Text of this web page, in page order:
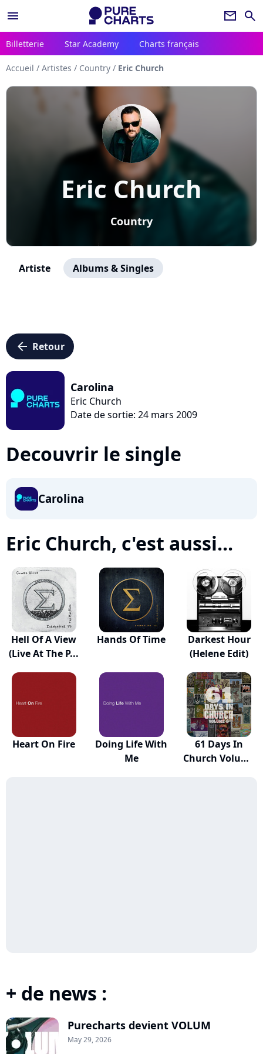
menu newsletter search
Billetterie Star Academy Charts français
Accueil / Artistes / Country / Eric Church
Eric Church
Country
Artiste Albums & Singles
arrow_left Retour
Carolina
Eric Church
Date de sortie: 24 mars 2009
Decouvrir le single
Carolina
Eric Church, c'est aussi...
Hell Of A View
(Live At The P...
Hands Of Time
Darkest Hour
(Helene Edit)
Heart On Fire
Doing Life With
Me
61 Days In
Church Volume
+ de news :
Purecharts devient VOLUM
May 29, 2026